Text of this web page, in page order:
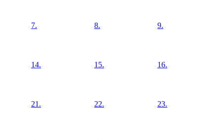
7. 8. 9.
14. 15. 16.
21. 22. 23.